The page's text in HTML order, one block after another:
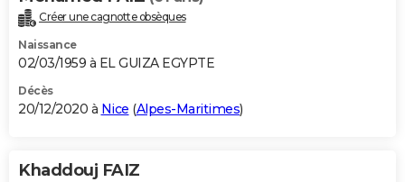
Créer une cagnotte obsèques
Naissance
02/03/1959 à EL GUIZA EGYPTE
Décès
20/12/2020 à Nice (Alpes-Maritimes)
Khaddouj FAIZ